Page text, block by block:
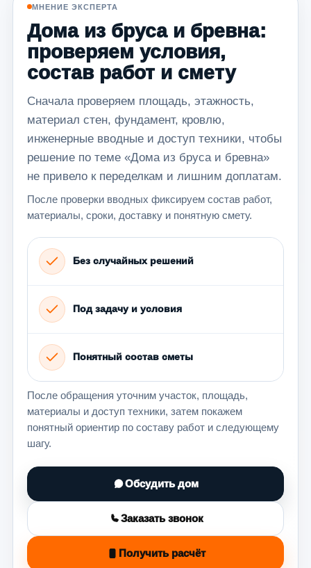
МНЕНИЕ ЭКСПЕРТА
Дома из бруса и бревна:
проверяем условия,
состав работ и смету
Сначала проверяем площадь, этажность,
материал стен, фундамент, кровлю,
инженерные вводные и доступ техники, чтобы
решение по теме «Дома из бруса и бревна»
не привело к переделкам и лишним доплатам.
После проверки вводных фиксируем состав работ,
материалы, сроки, доставку и понятную смету.
Без случайных решений
Под задачу и условия
Понятный состав сметы
После обращения уточним участок, площадь,
материалы и доступ техники, затем покажем
понятный ориентир по составу работ и следующему
шагу.
Обсудить дом
Заказать звонок
Получить расчёт